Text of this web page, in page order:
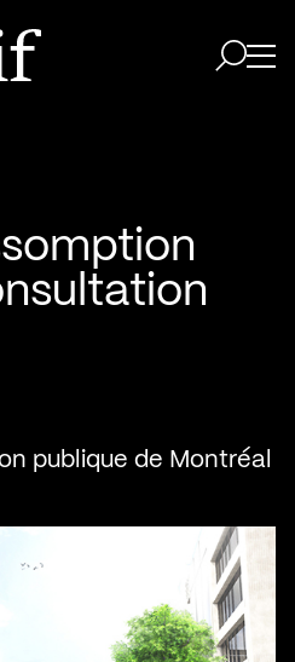
publique de Montréal